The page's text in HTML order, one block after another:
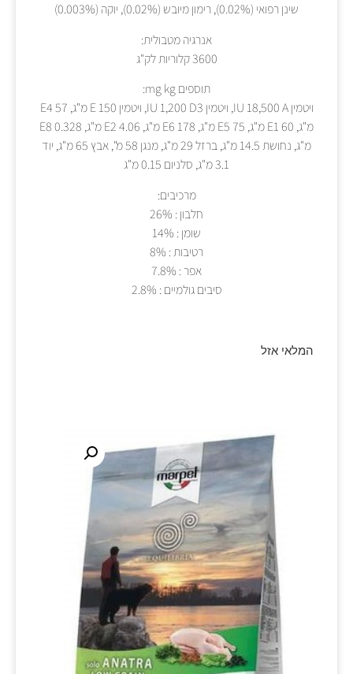
שינן רפואי (0.02%), רימון מיובש (0.02%), יוקה (0.003%)
אנרגיה מטבולית:
3600 קלוריות לק"ג
תוספים mg kg:
ויטמין IU 18,500 A, ויטמין IU 1,200 D3, ויטמין E 150 מ"ג, 57 E4
מ"ג, 60 E1 מ"ג, 75 E5 מ"ג, 178 E6 מ"ג, 4.06 E2 מ"ג, 0.328 E8
מ"ג, נחושת 14.5 מ"ג, ברזל 29 מ"ג, מנגן 58 מ", אבץ 65 מ"ג, יוד
3.1 מ"ג, סלניום 0.15 מ"ג
מרכיבים:
חלבון : 26%
שומן : 14%
רטיבות : 8%
אפר : 7.8%
סיבים גולמיים : 2.8%
המלאי אזל